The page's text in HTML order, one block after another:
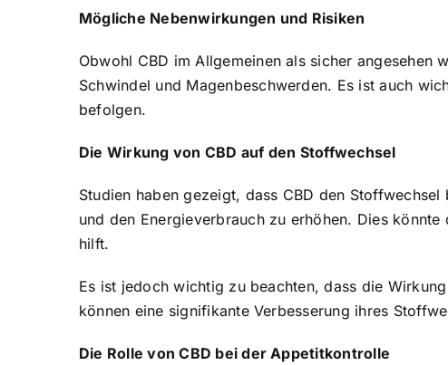
Mögliche Nebenwirkungen und Risiken
Obwohl CBD im Allgemeinen als sicher angesehen
Schwindel und Magenbeschwerden. Es ist auch
befolgen.
Die Wirkung von CBD auf den Stoffwechsel
Studien haben gezeigt, dass CBD den
und den Energieverbrauch zu erhöhen. Dies
hilft.
Es ist jedoch wichtig zu beachten, dass die
können eine signifikante Verbesserung ihres
Die Rolle von CBD bei der Appetitkontrolle